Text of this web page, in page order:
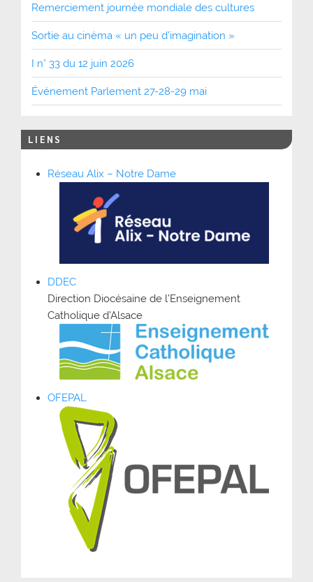
Remerciement journée mondiale des cultures
Sortie au cinéma « un peu d’imagination »
I n° 33 du 12 juin 2026
Événement Parlement 27-28-29 mai
LIENS
Réseau Alix – Notre Dame
DDEC
Direction Diocésaine de l’Enseignement
Catholique d’Alsace
OFEPAL